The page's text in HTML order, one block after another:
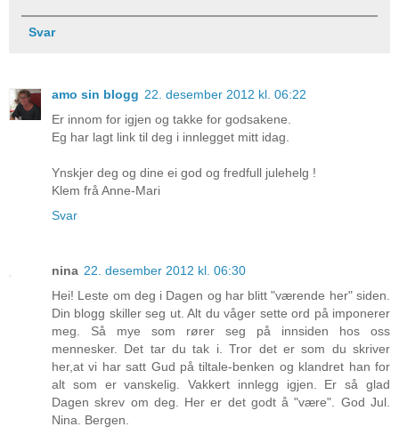
Svar
amo sin blogg 22. desember 2012 kl. 06:22
Er innom for igjen og takke for godsakene.
Eg har lagt link til deg i innlegget mitt idag.
Ynskjer deg og dine ei god og fredfull julehelg !
Klem frå Anne-Mari
Svar
nina 22. desember 2012 kl. 06:30
Hei! Leste om deg i Dagen og har blitt "værende her" siden.
Din blogg skiller seg ut. Alt du våger sette ord på imponerer
meg. Så mye som rører seg på innsiden hos oss
mennesker. Det tar du tak i. Tror det er som du skriver
her,at vi har satt Gud på tiltale-benken og klandret han for
alt som er vanskelig. Vakkert innlegg igjen. Er så glad
Dagen skrev om deg. Her er det godt å "være". God Jul.
Nina. Bergen.